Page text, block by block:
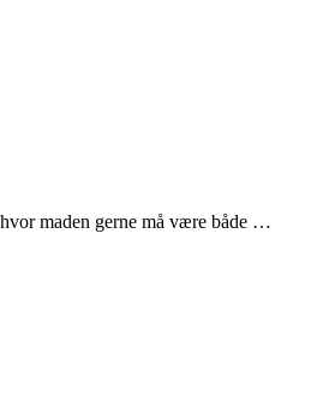
maden gerne må være både …